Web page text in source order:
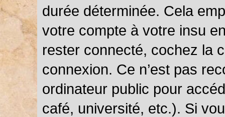
durée déterminée. Cela
votre compte à votre insu
rester connecté, cochez la
connexion. Ce n’est pas
ordinateur public pour
café, université, etc.). Si